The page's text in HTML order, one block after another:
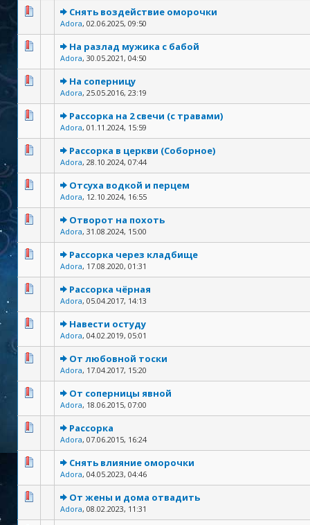
Снять воздействие оморочки
Adora, 02.06.2025, 09:50
На разлад мужика с бабой
Adora, 30.05.2021, 04:50
На соперницу
Adora, 25.05.2016, 23:19
Рассорка на 2 свечи (с травами)
Adora, 01.11.2024, 15:59
Рассорка в церкви (Соборное)
Adora, 28.10.2024, 07:44
Отсуха водкой и перцем
Adora, 12.10.2024, 16:55
Отворот на похоть
Adora, 31.08.2024, 15:00
Рассорка через кладбище
Adora, 17.08.2020, 01:31
Рассорка чёрная
Adora, 05.04.2017, 14:13
Навести остуду
Adora, 04.02.2019, 05:01
От любовной тоски
Adora, 17.04.2017, 15:20
От соперницы явной
Adora, 18.06.2015, 07:00
Рассорка
Adora, 07.06.2015, 16:24
Снять влияние оморочки
Adora, 04.05.2023, 04:46
От жены и дома отвадить
Adora, 08.02.2023, 11:31